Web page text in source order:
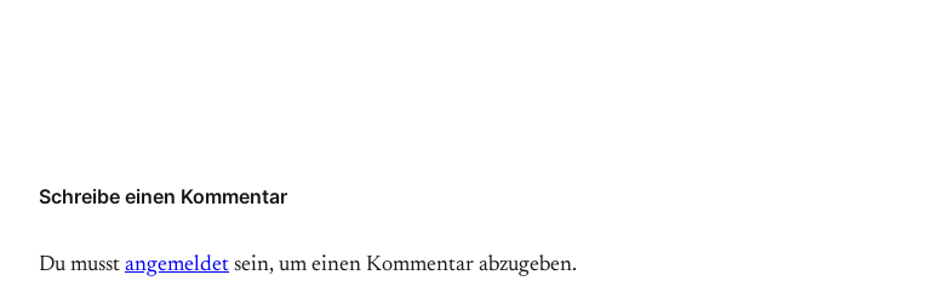
Schreibe einen Kommentar
Du musst angemeldet sein, um einen Kommentar abzugeben.